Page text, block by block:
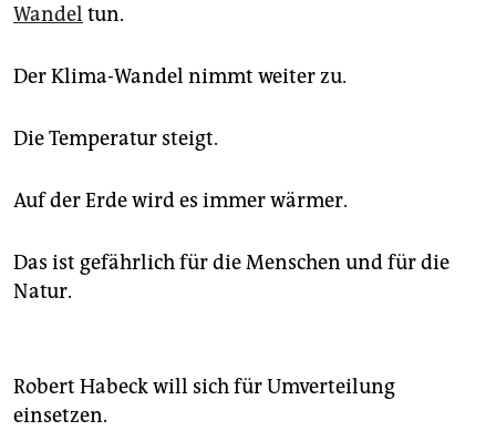
Wandel tun.
Der Klima-Wandel nimmt weiter zu.
Die Temperatur steigt.
Auf der Erde wird es immer wärmer.
Das ist gefährlich für die Menschen und für die
Natur.
Robert Habeck will sich für Umverteilung
einsetzen.